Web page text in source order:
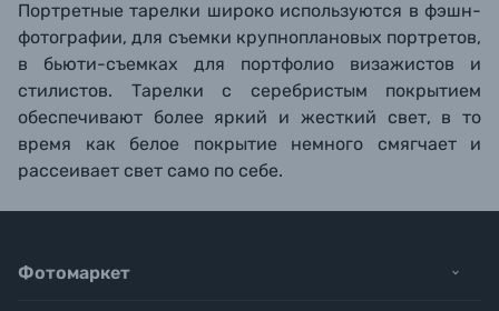
Портретные тарелки широко используются в фэшн-
фотографии, для съемки крупноплановых портретов,
в бьюти-съемках для портфолио визажистов и
стилистов. Тарелки с серебристым покрытием
обеспечивают более яркий и жесткий свет, в то
время как белое покрытие немного смягчает и
рассеивает свет само по себе.
Фотомаркет